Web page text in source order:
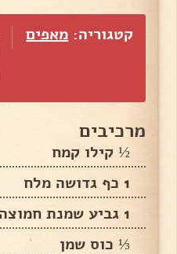
קטגוריה: מאפים
מרכיבים
½ קילו קמח
1 כף גדושה מלח
1 גביע שמנת חמוצה
⅓ כוס שמן